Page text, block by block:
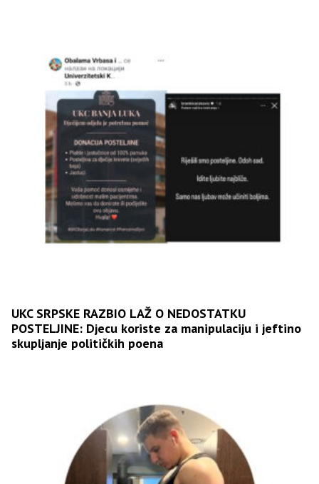
UKC SRPSKE RAZBIO LAŽ O NEDOSTATKU
POSTELJINE: Djecu koriste za manipulaciju i jeftino
skupljanje političkih poena